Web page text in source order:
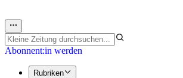
Abonnent:in werden
Rubriken